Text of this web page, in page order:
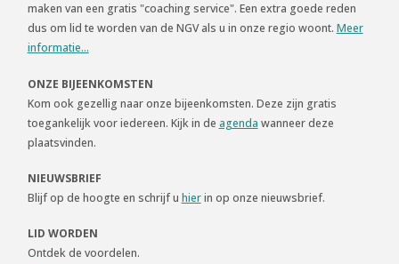
maken van een gratis "coaching service". Een extra goede reden
dus om lid te worden van de NGV als u in onze regio woont. Meer
informatie...
ONZE BIJEENKOMSTEN
Kom ook gezellig naar onze bijeenkomsten. Deze zijn gratis
toegankelijk voor iedereen. Kijk in de agenda wanneer deze
plaatsvinden.
NIEUWSBRIEF
Blijf op de hoogte en schrijf u hierin op onze nieuwsbrief.
LID WORDEN
Ontdek de voordelen.